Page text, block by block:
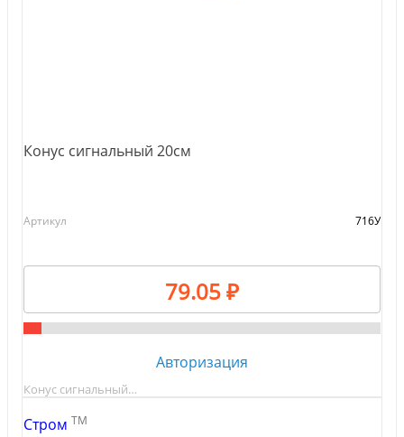
Конус сигнальный 20см
Артикул 716У
79.05 ₽
Авторизация
Конус сигнальный…
Стром TM